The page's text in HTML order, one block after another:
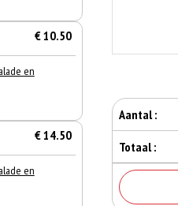
€ 10.50
en
€ 14.50
en
Aantal :
Totaal :